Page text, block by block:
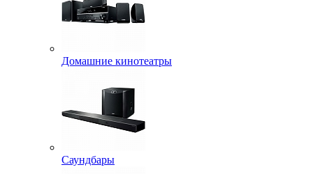
Домашние кинотеатры
Саундбары